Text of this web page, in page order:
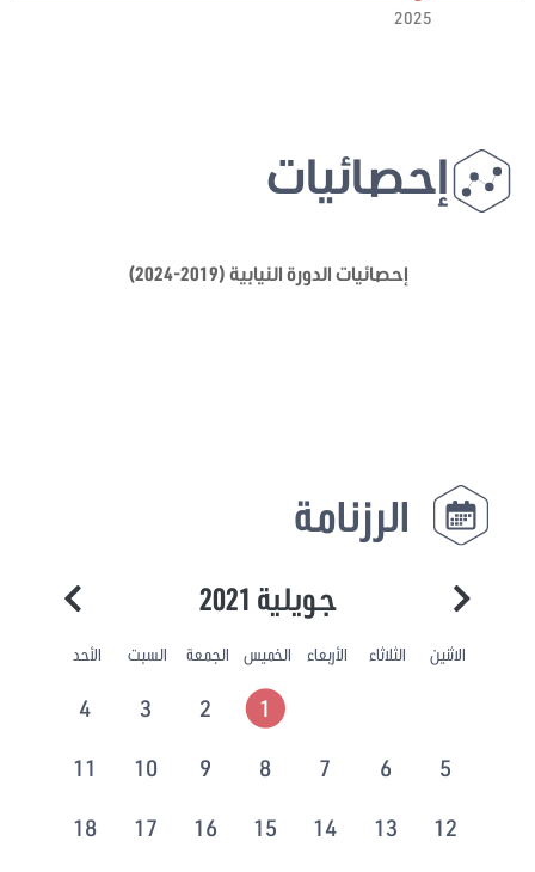
2025
إحصائيات
إحصائيات الدورة النيابية (2019-2024)
الرزنامة
جويلية 2021
الاثنين الثلاثاء الأربعاء الخميس الجمعة السبت الأحد
1
2
3
4
5
6
7
8
9
10
11
12
13
14
15
16
17
18